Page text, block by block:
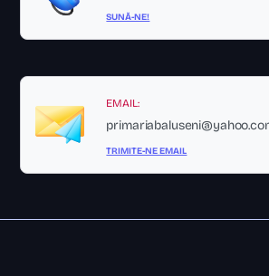
SUNĂ-NE!
EMAIL:
TRIMITE-NE EMAIL